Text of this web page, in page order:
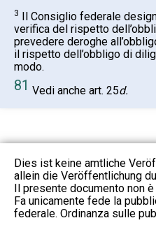
3 Il Consiglio federale
verifica del rispetto
prevedere deroghe
il rispetto dell’obbligo di
modo.
81 Vedi anche art. 25d.
Dies ist keine amtliche
allein die Veröffentlichung
Il presente documento non
Fa unicamente fede la
federale. Ordinanza sulle